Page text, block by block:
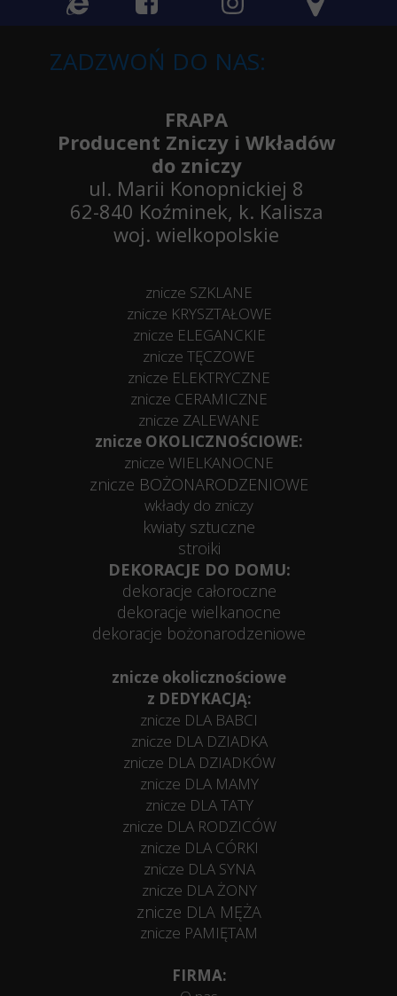
ZADZWOŃ DO NAS:
FRAPA
Producent Zniczy i Wkładów
do zniczy
ul. Marii Konopnickiej 8
62-840 Koźminek, k. Kalisza
woj. wielkopolskie
znicze SZKLANE
znicze KRYSZTAŁOWE
znicze ELEGANCKIE
znicze TĘCZOWE
znicze ELEKTRYCZNE
znicze CERAMICZNE
znicze ZALEWANE
znicze OKOLICZNOŚCIOWE:
znicze WIELKANOCNE
znicze BOŻONARODZENIOWE
wkłady do zniczy
kwiaty sztuczne
stroiki
DEKORACJE DO DOMU:
dekoracje całoroczne
dekoracje wielkanocne
dekoracje bożonarodzeniowe
znicze okolicznościowe
z DEDYKACJĄ:
znicze DLA BABCI
znicze DLA DZIADKA
znicze DLA DZIADKÓW
znicze DLA MAMY
znicze DLA TATY
znicze DLA RODZICÓW
znicze DLA CÓRKI
znicze DLA SYNA
znicze DLA ŻONY
znicze DLA MĘŻA
znicze PAMIĘTAM
FIRMA: